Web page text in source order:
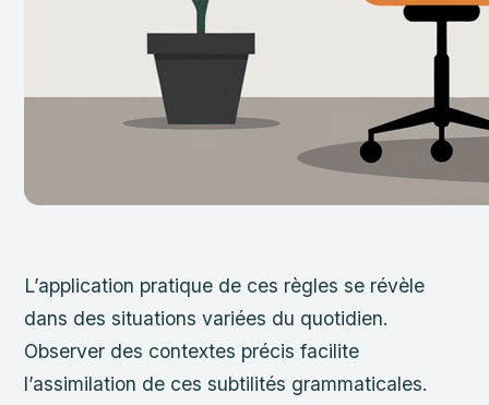
L’application pratique de ces règles se révèle
dans des situations variées du quotidien.
Observer des contextes précis facilite
l’assimilation de ces subtilités grammaticales.